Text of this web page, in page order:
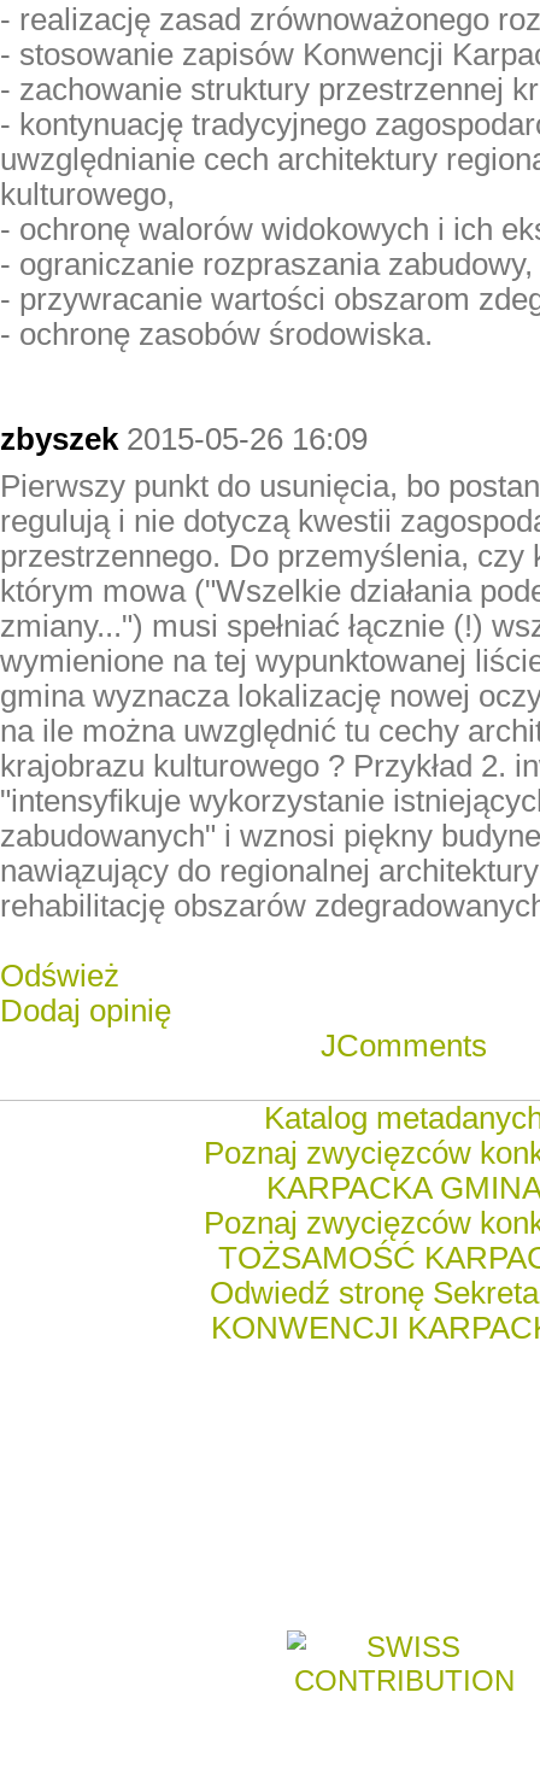
- realizację zasad zrównoważonego
- stosowanie zapisów Konwencji
- zachowanie struktury przestrzennej
- kontynuację tradycyjnego
uwzględnianie cech architektury
kulturowego,
- ochronę walorów widokowych i ich
- ograniczanie rozpraszania zabudowy,
- przywracanie wartości obszarom
- ochronę zasobów środowiska.
zbyszek 2015-05-26 16:09
Pierwszy punkt do usunięcia, bo
regulują i nie dotyczą kwestii
przestrzennego. Do przemyślenia, czy
którym mowa ("Wszelkie działania
zmiany...") musi spełniać łącznie (!)
wymienione na tej wypunktowanej
gmina wyznacza lokalizację nowej
na ile można uwzględnić tu cechy
krajobrazu kulturowego ? Przykład 2.
"intensyfikuje wykorzystanie
zabudowanych" i wznosi piękny
nawiązujący do regionalnej
rehabilitację obszarów
Odśwież
Dodaj opinię
JComments
Katalog
Poznaj zwycięzców
KARPACKA
Poznaj zwycięzców
TOŻSAMOŚĆ
Odwiedź stronę
KONWENCJI